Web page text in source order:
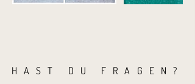
HAST DU FRAGEN?